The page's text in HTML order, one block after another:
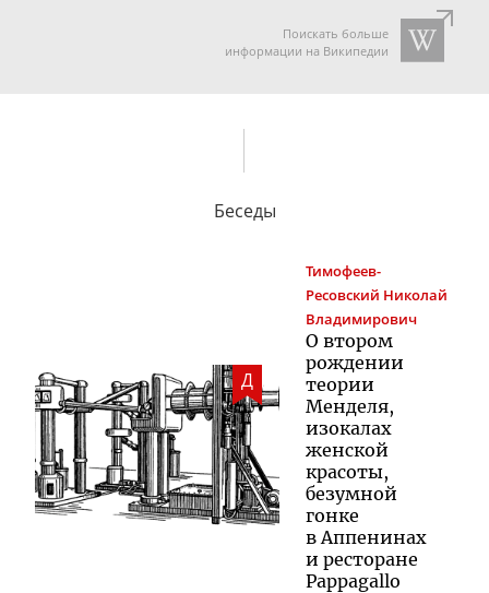
Поискать больше
информации на Википедии
Беседы
Д
Тимофеев-
Ресовский Николай
Владимирович
О втором
рождении
теории
Менделя,
изокалах
женской
красоты,
безумной
гонке
в Аппенинах
и ресторане
Pappagallo